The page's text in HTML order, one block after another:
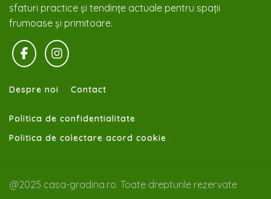
sfaturi practice și tendințe actuale pentru spații
frumoase și primitoare.
Despre noi Contact
Politica de confidentialitate
Politica de colectare acord cookie
@2025 casa-gradina.ro. Toate drepturile rezervate